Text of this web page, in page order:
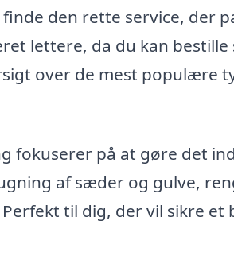
den rette service, der
lettere, da du kan bestille
over de mest populære
fokuserer på at gøre det
af sæder og gulve,
til dig, der vil sikre et